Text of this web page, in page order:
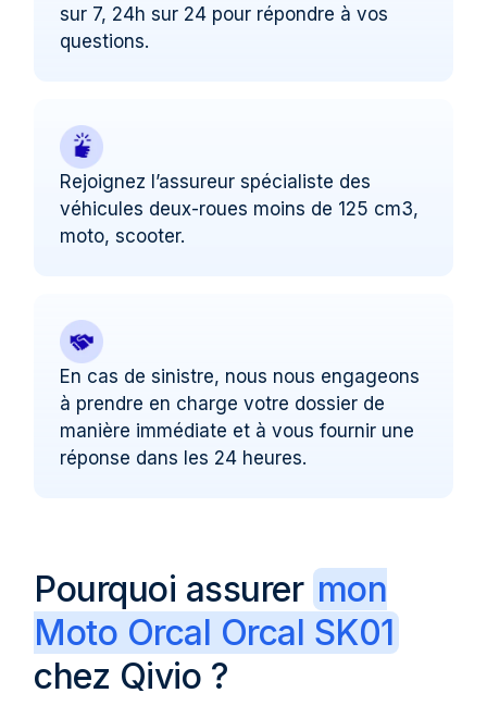
sur 7, 24h sur 24 pour répondre à vos
questions.
Rejoignez l’assureur spécialiste des
véhicules deux-roues moins de 125 cm3,
moto, scooter.
En cas de sinistre, nous nous engageons
à prendre en charge votre dossier de
manière immédiate et à vous fournir une
réponse dans les 24 heures.
Pourquoi assurer mon
Moto Orcal Orcal SK01
chez Qivio ?